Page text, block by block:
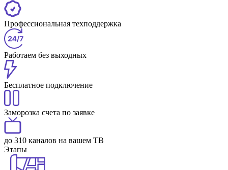
Профессиональная техподдержка
Работаем без выходных
Бесплатное подключение
Заморозка счета по заявке
до 310 каналов на вашем ТВ
Этапы